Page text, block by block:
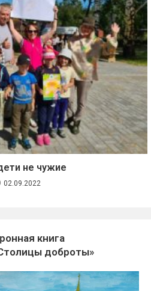
не чужие
02.09.2022
книга
доброты»